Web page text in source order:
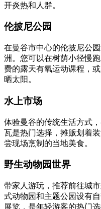
开炎热和人群。
伦披尼公园
在曼谷市中心的伦披尼公
洲。您可以在树荫小径慢
费的露天有氧运动课程，
晒太阳。
水上市场
体验曼谷的传统生活方式
瓦是热门选择，摊贩划着
尝现场烹制的当地美食。
野生动物园世界
带家人游玩，推荐前往城
式动物园和主题公园设有
展览，是年轻游客的热门选